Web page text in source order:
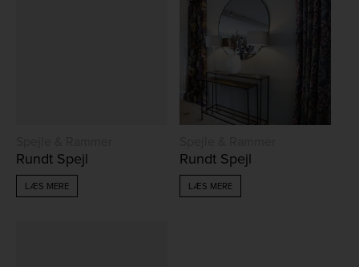
Rundt Spejl
LÆS MERE
Rundt Spejl
LÆS MERE